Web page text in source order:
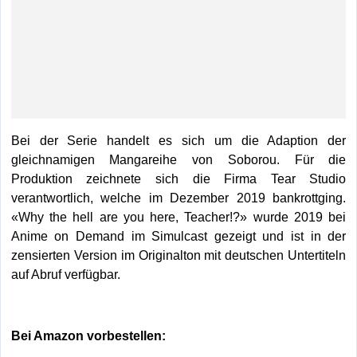
Bei der Serie handelt es sich um die Adaption der
gleichnamigen Mangareihe von Soborou. Für die
Produktion zeichnete sich die Firma Tear Studio
verantwortlich, welche im Dezember 2019 bankrottging.
«Why the hell are you here, Teacher!?» wurde 2019 bei
Anime on Demand im Simulcast gezeigt und ist in der
zensierten Version im Originalton mit deutschen Untertiteln
auf Abruf verfügbar.
Bei Amazon vorbestellen: